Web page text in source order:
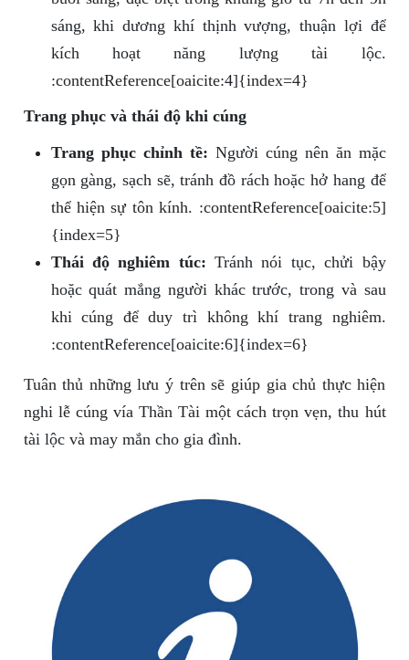
sáng, khi dương khí thịnh vượng, thuận lợi để
kích hoạt năng lượng tài lộc.
:contentReference[oaicite:4]{index=4}
Trang phục và thái độ khi cúng
Trang phục chỉnh tề: Người cúng nên ăn mặc
gọn gàng, sạch sẽ, tránh đồ rách hoặc hở hang để
thể hiện sự tôn kính. :contentReference[oaicite:5]
{index=5}
Thái độ nghiêm túc: Tránh nói tục, chửi bậy
hoặc quát mắng người khác trước, trong và sau
khi cúng để duy trì không khí trang nghiêm.
:contentReference[oaicite:6]{index=6}
Tuân thủ những lưu ý trên sẽ giúp gia chủ thực hiện
nghi lễ cúng vía Thần Tài một cách trọn vẹn, thu hút
tài lộc và may mắn cho gia đình.